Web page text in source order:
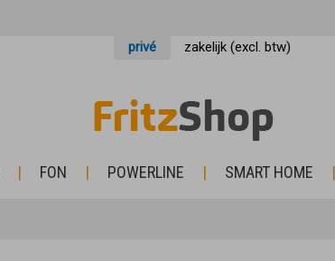
privé zakelijk (excl. btw)
FON POWERLINE SMART HOME